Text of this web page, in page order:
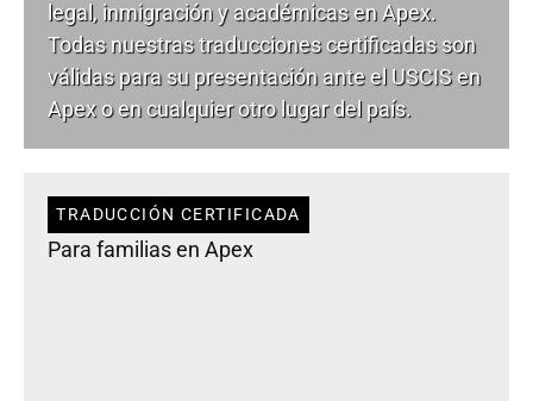
legal, inmigración y académicas en Apex.
Todas nuestras traducciones certificadas son
válidas para su presentación ante el USCIS en
Apex o en cualquier otro lugar del país.
TRADUCCIÓN CERTIFICADA
Para familias en Apex